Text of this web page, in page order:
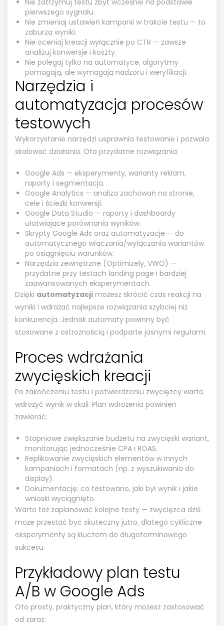
pierwszego sygnału.
Nie zmieniaj ustawień kampanii w trakcie testu — to
zaburza wyniki.
Nie oceniaj kreacji wyłącznie po CTR — zawsze
analizuj konwersje i koszty.
Nie polegaj tylko na automatyce; algorytmy
pomagają, ale wymagają nadzoru i weryfikacji.
Narzędzia i
automatyzacja procesów
testowych
Wykorzystanie narzędzi usprawnia testowanie i pozwala
skalować działania. Oto przydatne rozwiązania:
Google Ads — eksperymenty, warianty reklam,
raporty i segmentacja.
Google Analytics — analiza zachowań na stronie,
cele i ścieżki konwersji.
Google Data Studio — raporty i dashboardy
ułatwiające porównania wyników.
Skrypty Google Ads oraz automatyzacje — do
automatycznego włączania/wyłączania wariantów
po osiągnięciu warunków.
Narzędzia zewnętrzne (Optimizely, VWO) —
przydatne przy testach landing page i bardziej
zaawansowanych eksperymentach.
Dzięki automatyzacji możesz skrócić czas reakcji na
wyniki i wdrażać najlepsze rozwiązania szybciej niż
konkurencja. Jednak automaty powinny być
stosowane z ostrożnością i podparte jasnymi regułami.
Proces wdrażania
zwycięskich kreacji
Po zakończeniu testu i potwierdzeniu zwycięzcy warto
wdrożyć wynik w skali. Plan wdrożenia powinien
zawierać:
Stopniowe zwiększanie budżetu na zwycięski wariant,
monitorując jednocześnie CPA i ROAS.
Replikowanie zwycięskich elementów w innych
kampaniach i formatach (np. z wyszukiwania do
display).
Dokumentację: co testowano, jaki był wynik i jakie
wnioski wyciągnięto.
Warto też zaplanować kolejne testy — zwycięzca dziś
może przestać być skuteczny jutro, dlatego cykliczne
eksperymenty są kluczem do długoterminowego
sukcesu.
Przykładowy plan testu
A/B w Google Ads
Oto prosty, praktyczny plan, który możesz zastosować
od zaraz: